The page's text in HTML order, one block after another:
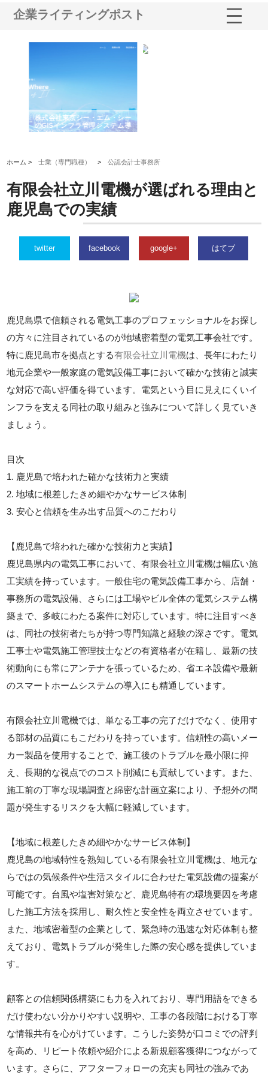
企業ライティングポスト
株式会社東京シー・エム・シー
のGISインフラ管理システム導
入メリット
ホーム >士業（専門職種） >公認会計士事務所
有限会社立川電機が選ばれる理由と
鹿児島での実績
twitter facebook google+ はてブ
鹿児島県で信頼される電気工事のプロフェッショナルをお探し
の方々に注目されているのが地域密着型の電気工事会社です。
特に鹿児島市を拠点とする有限会社立川電機は、長年にわたり
地元企業や一般家庭の電気設備工事において確かな技術と誠実
な対応で高い評価を得ています。電気という目に見えにくいイ
ンフラを支える同社の取り組みと強みについて詳しく見ていき
ましょう。
目次
1. 鹿児島で培われた確かな技術力と実績
2. 地域に根差したきめ細やかなサービス体制
3. 安心と信頼を生み出す品質へのこだわり
【鹿児島で培われた確かな技術力と実績】
鹿児島県内の電気工事において、有限会社立川電機は幅広い施
工実績を持っています。一般住宅の電気設備工事から、店舗・
事務所の電気設備、さらには工場やビル全体の電気システム構
築まで、多岐にわたる案件に対応しています。特に注目すべき
は、同社の技術者たちが持つ専門知識と経験の深さです。電気
工事士や電気施工管理技士などの有資格者が在籍し、最新の技
術動向にも常にアンテナを張っているため、省エネ設備や最新
のスマートホームシステムの導入にも精通しています。
有限会社立川電機では、単なる工事の完了だけでなく、使用す
る部材の品質にもこだわりを持っています。信頼性の高いメー
カー製品を使用することで、施工後のトラブルを最小限に抑
え、長期的な視点でのコスト削減にも貢献しています。また、
施工前の丁寧な現場調査と綿密な計画立案により、予想外の問
題が発生するリスクを大幅に軽減しています。
【地域に根差したきめ細やかなサービス体制】
鹿児島の地域特性を熟知している有限会社立川電機は、地元な
らではの気候条件や生活スタイルに合わせた電気設備の提案が
可能です。台風や塩害対策など、鹿児島特有の環境要因を考慮
した施工方法を採用し、耐久性と安全性を両立させています。
また、地域密着型の企業として、緊急時の迅速な対応体制も整
えており、電気トラブルが発生した際の安心感を提供していま
す。
顧客との信頼関係構築にも力を入れており、専門用語をできる
だけ使わない分かりやすい説明や、工事の各段階における丁寧
な情報共有を心がけています。こうした姿勢が口コミでの評判
を高め、リピート依頼や紹介による新規顧客獲得につながって
います。さらに、アフターフォローの充実も同社の強みであ